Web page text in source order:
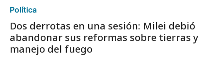
Política
Dos derrotas en una sesión: Milei debió
abandonar sus reformas sobre tierras y
manejo del fuego